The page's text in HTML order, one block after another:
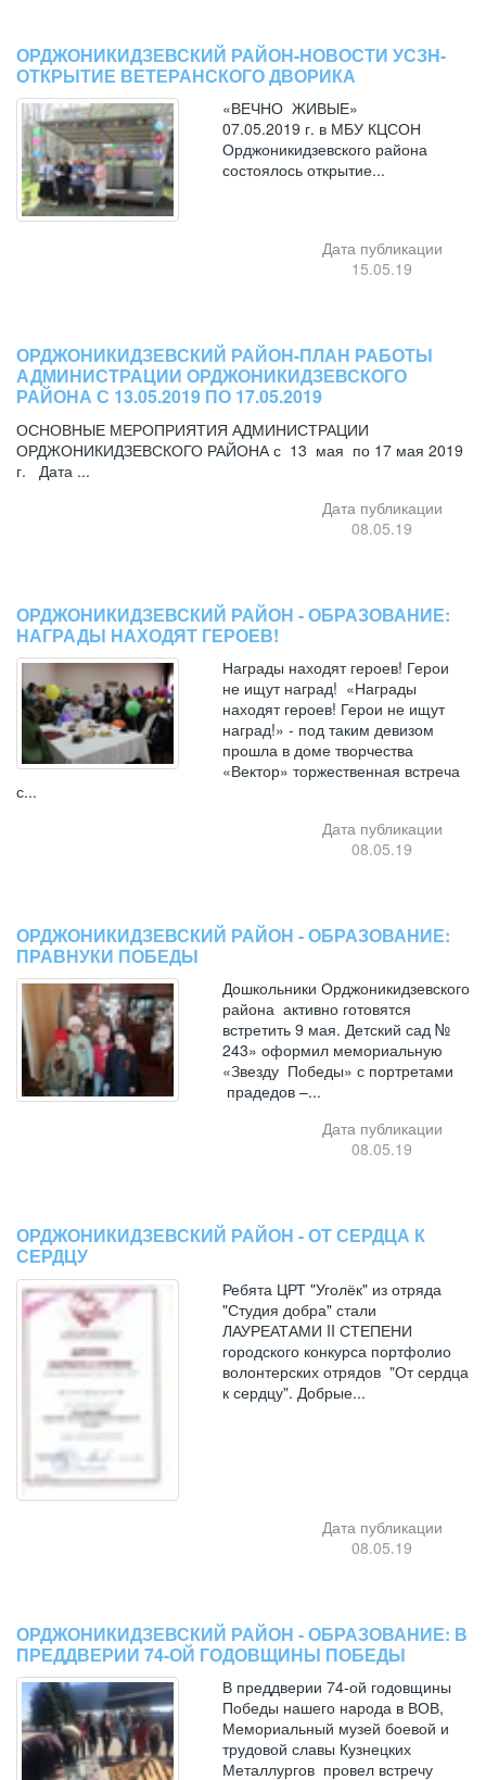
ОРДЖОНИКИДЗЕВСКИЙ РАЙОН-НОВОСТИ УСЗН-
ОТКРЫТИЕ ВЕТЕРАНСКОГО ДВОРИКА
«ВЕЧНО ЖИВЫЕ»
07.05.2019 г. в МБУ КЦСОН
Орджоникидзевского района
состоялось открытие...
Дата публикации
15.05.19
ОРДЖОНИКИДЗЕВСКИЙ РАЙОН-ПЛАН РАБОТЫ
АДМИНИСТРАЦИИ ОРДЖОНИКИДЗЕВСКОГО
РАЙОНА С 13.05.2019 ПО 17.05.2019
ОСНОВНЫЕ МЕРОПРИЯТИЯ АДМИНИСТРАЦИИ
ОРДЖОНИКИДЗЕВСКОГО РАЙОНА с 13 мая по 17 мая 2019
г. Дата ...
Дата публикации
08.05.19
ОРДЖОНИКИДЗЕВСКИЙ РАЙОН - ОБРАЗОВАНИЕ:
НАГРАДЫ НАХОДЯТ ГЕРОЕВ!
Награды находят героев! Герои
не ищут наград! «Награды
находят героев! Герои не ищут
наград!» - под таким девизом
прошла в доме творчества
«Вектор» торжественная встреча
с...
Дата публикации
08.05.19
ОРДЖОНИКИДЗЕВСКИЙ РАЙОН - ОБРАЗОВАНИЕ:
ПРАВНУКИ ПОБЕДЫ
Дошкольники Орджоникидзевского
района активно готовятся
встретить 9 мая. Детский сад №
243» оформил мемориальную
«Звезду Победы» с портретами
прадедов –...
Дата публикации
08.05.19
ОРДЖОНИКИДЗЕВСКИЙ РАЙОН - ОТ СЕРДЦА К
СЕРДЦУ
Ребята ЦРТ "Уголёк" из отряда
"Студия добра" стали
ЛАУРЕАТАМИ II СТЕПЕНИ
городского конкурса портфолио
волонтерских отрядов "От сердца
к сердцу". Добрые...
Дата публикации
08.05.19
ОРДЖОНИКИДЗЕВСКИЙ РАЙОН - ОБРАЗОВАНИЕ: В
ПРЕДДВЕРИИ 74-ОЙ ГОДОВЩИНЫ ПОБЕДЫ
В преддверии 74-ой годовщины
Победы нашего народа в ВОВ,
Мемориальный музей боевой и
трудовой славы Кузнецких
Металлургов провел встречу